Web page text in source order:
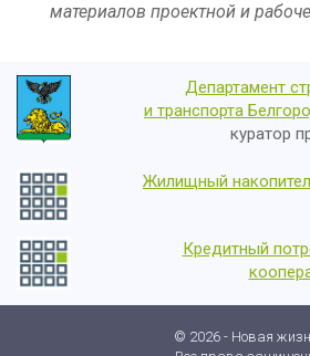
материалов проектной и
Департамент
и транспорта
куратор
Жилищный
Кредитный
© 2026 - Новая